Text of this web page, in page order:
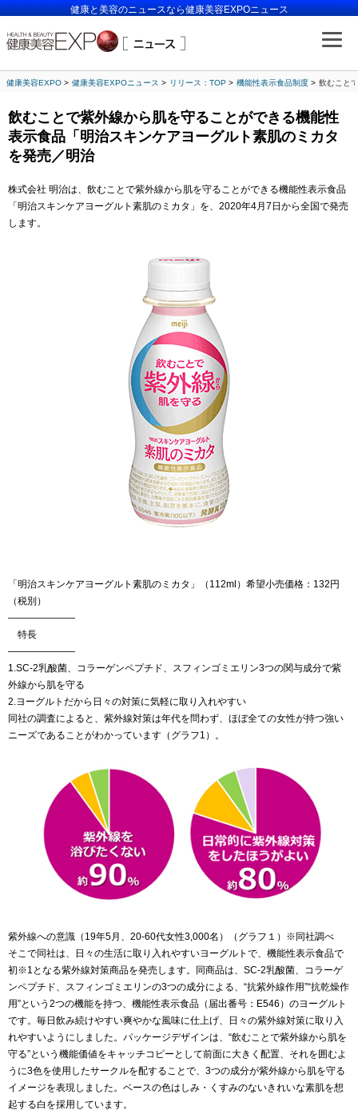
健康と美容のニュースなら健康美容EXPOニュース
健康美容EXPO 健康美容EXPOニュース リリース：TOP 機能性表示食品制度 飲むこと
飲むことで紫外線から肌を守ることができる機能性
表示食品「明治スキンケアヨーグルト素肌のミカタ
を発売／明治
株式会社 明治は、飲むことで紫外線から肌を守ることができる機能性表示食品
「明治スキンケアヨーグルト素肌のミカタ」を、2020年4月7日から全国で発売
します。
「明治スキンケアヨーグルト素肌のミカタ」（112ml）希望小売価格：132円
（税別）
———————
特長
———————
1.SC-2乳酸菌、コラーゲンペプチド、スフィンゴミエリン3つの関与成分で紫
外線から肌を守る
2.ヨーグルトだから日々の対策に気軽に取り入れやすい
同社の調査によると、紫外線対策は年代を問わず、ほぼ全ての女性が持つ強い
ニーズであることがわかっています（グラフ1）。
紫外線への意識（19年5月、20-60代女性3,000名）（グラフ１）※同社調べ
そこで同社は、日々の生活に取り入れやすいヨーグルトで、機能性表示食品で
初※1となる紫外線対策商品を発売します。同商品は、SC-2乳酸菌、コラーゲ
ンペプチド、スフィンゴミエリンの3つの成分による、“抗紫外線作用”“抗乾燥作
用”という2つの機能を持つ、機能性表示食品（届出番号：E546）のヨーグルト
です。毎日飲み続けやすい爽やかな風味に仕上げ、日々の紫外線対策に取り入
れやすいようにしました。パッケージデザインは、“飲むことで紫外線から肌を
守る”という機能価値をキャッチコピーとして前面に大きく配置、それを囲むよ
うに3色を使用したサークルを配することで、3つの成分が紫外線から肌を守る
イメージを表現しました。ベースの色はしみ・くすみのないきれいな素肌を想
起する白を採用しています。